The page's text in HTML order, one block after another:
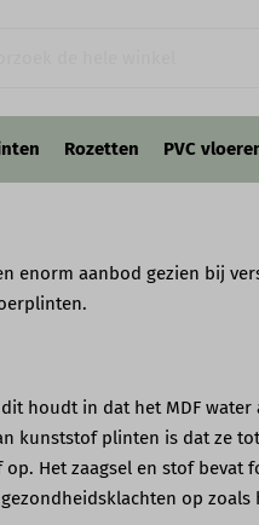
Rozetten PVC
enorm aanbod gezien bij
houdt in dat het MDF
kunststof plinten is dat ze
op. Het zaagsel en stof
op